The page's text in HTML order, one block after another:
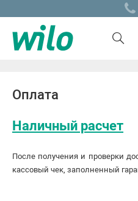
Оплата
Наличный расчет
После получения и проверки
кассовый чек, заполненный